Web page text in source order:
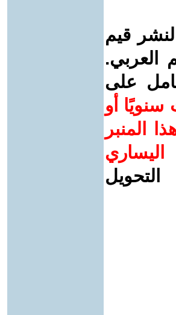
قيم
العربي.
على
10 دولارات سنويًا أو
المنبر